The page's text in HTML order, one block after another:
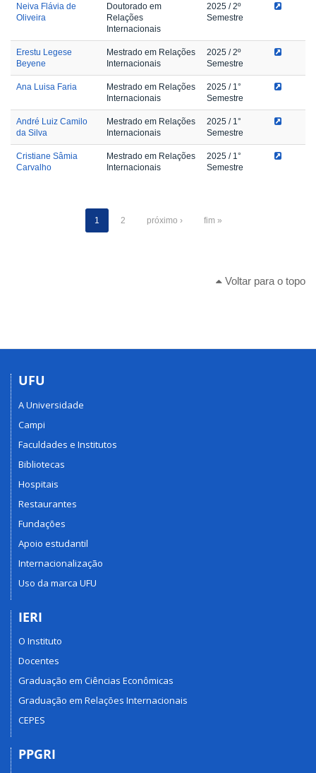
Neiva Flávia de
Oliveira
Doutorado em
Relações
Internacionais
2025 / 2º
Semestre
Erestu Legese
Beyene
Mestrado em Relações
Internacionais
2025 / 2º
Semestre
Ana Luisa Faria
Mestrado em Relações
Internacionais
2025 / 1°
Semestre
André Luiz Camilo
da Silva
Mestrado em Relações
Internacionais
2025 / 1°
Semestre
Cristiane Sâmia
Carvalho
Mestrado em Relações
Internacionais
2025 / 1°
Semestre
1 2 próximo › fim »
Voltar para o topo
UFU
A Universidade
Campi
Faculdades e Institutos
Bibliotecas
Hospitais
Restaurantes
Fundações
Apoio estudantil
Internacionalização
Uso da marca UFU
IERI
O Instituto
Docentes
Graduação em Ciências Econômicas
Graduação em Relações Internacionais
CEPES
PPGRI